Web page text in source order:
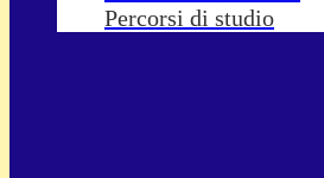
Percorsi di studio